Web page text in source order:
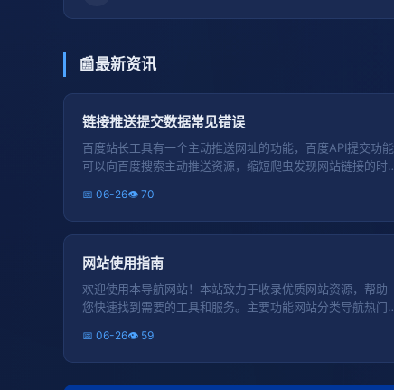
📰最新资讯
链接推送提交数据常见错误
百度站长工具有一个主动推送网址的功能，百度API提交功能
可以向百度搜索主动推送资源，缩短爬虫发现网站链接的时
提交和手动提交共享配额， sitemap提交配额不与其他方式
共享，具体配额以站点页面显示数据为准 。配额不可累计，
当日有效。
📅 06-26👁 70
网站使用指南
欢迎使用本导航网站！本站致力于收录优质网站资源，帮助
您快速找到需要的工具和服务。主要功能网站分类导航热门
📅 06-26👁 59